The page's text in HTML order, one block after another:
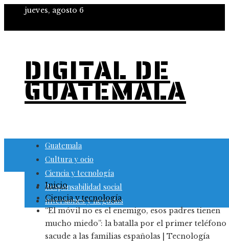
jueves, agosto 6
DIGITAL DE
GUATEMALA
Guatemala
Cultura y ocio
Ciencia y tecnología
Responsabilidad social
Inversiones y negocios
Inicio
Ciencia y tecnología
“El móvil no es el enemigo, esos padres tienen
mucho miedo”: la batalla por el primer teléfono
sacude a las familias españolas | Tecnología